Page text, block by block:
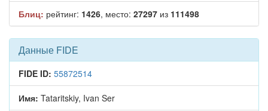
Блиц: рейтинг: 1426, место: 27297 из 111498
Данные FIDE
FIDE ID: 55872514
Имя: Tataritskiy, Ivan Ser